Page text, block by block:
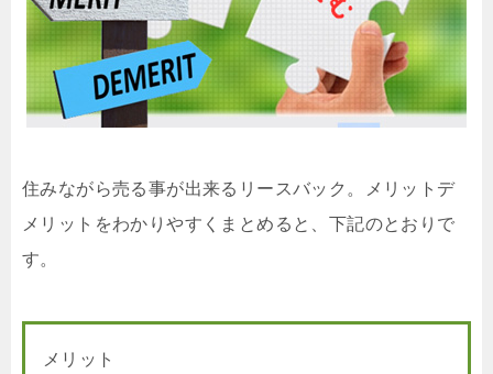
住みながら売る事が出来るリースバック。メリットデ
メリットをわかりやすくまとめると、下記のとおりで
す。
メリット